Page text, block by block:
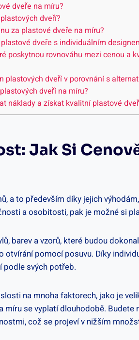
dveře na míru?
dveří?
za plastové dveře na míru?
dveře s individuálním
poskytnou rovnováhu mezi cenou a
plastových dveří v porovnání s
dveří na míru?
náklady a získat kvalitní plastové
Jak Si
a to především díky jejich
a osobitosti, pak je možné si
barev a vzorů, které budou
otvírání pomocí posuvu. Díky
podle svých potřeb.
na mnoha faktorech, jako je
se vyplatí dlouhodobě.
což se projeví v nižším